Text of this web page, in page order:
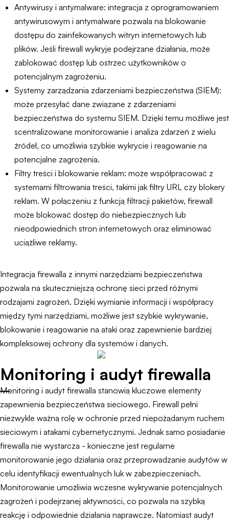
Antywirusy i antymalware: integracja z oprogramowaniem
antywirusowym i antymalware pozwala na blokowanie
dostępu do zainfekowanych witryn internetowych lub
plików. Jeśli firewall wykryje podejrzane działania, może
zablokować dostęp lub ostrzec użytkowników o
potencjalnym zagrożeniu.
Systemy zarządzania zdarzeniami bezpieczeństwa (SIEM):
może przesyłać dane związane z zdarzeniami
bezpieczeństwa do systemu SIEM. Dzięki temu możliwe jest
scentralizowane monitorowanie i analiza zdarzeń z wielu
źródeł, co umożliwia szybkie wykrycie i reagowanie na
potencjalne zagrożenia.
Filtry treści i blokowanie reklam: może współpracować z
systemami filtrowania treści, takimi jak filtry URL czy blokery
reklam. W połączeniu z funkcją filtracji pakietów, firewall
może blokować dostęp do niebezpiecznych lub
nieodpowiednich stron internetowych oraz eliminować
uciążliwe reklamy.
Integracja firewalla z innymi narzędziami bezpieczeństwa
pozwala na skuteczniejszą ochronę sieci przed różnymi
rodzajami zagrożeń. Dzięki wymianie informacji i współpracy
między tymi narzędziami, możliwe jest szybkie wykrywanie,
blokowanie i reagowanie na ataki oraz zapewnienie bardziej
kompleksowej ochrony dla systemów i danych.
Monitoring i audyt firewalla
Monitoring i audyt firewalla stanowią kluczowe elementy
zapewnienia bezpieczeństwa sieciowego. Firewall pełni
niezwykle ważną rolę w ochronie przed niepożądanym ruchem
sieciowym i atakami cybernetycznymi. Jednak samo posiadanie
firewalla nie wystarcza - konieczne jest regularne
monitorowanie jego działania oraz przeprowadzanie audytów w
celu identyfikacji ewentualnych luk w zabezpieczeniach.
Monitorowanie umożliwia wczesne wykrywanie potencjalnych
zagrożeń i podejrzanej aktywności, co pozwala na szybką
reakcję i odpowiednie działania naprawcze. Natomiast audyt